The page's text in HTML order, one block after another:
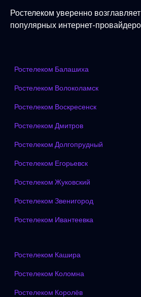
Ростелеком уверенно
популярных интернет-
Ростелеком Балашиха
Ростелеком Волоколамск
Ростелеком Воскресенск
Ростелеком Дмитров
Ростелеком Долгопрудный
Ростелеком Егорьевск
Ростелеком Жуковский
Ростелеком Звенигород
Ростелеком Ивантеевка
Ростелеком Кашира
Ростелеком Коломна
Ростелеком Королёв